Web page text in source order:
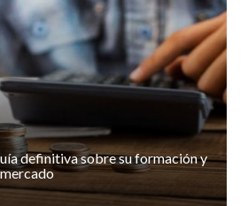
definitiva sobre su formación y